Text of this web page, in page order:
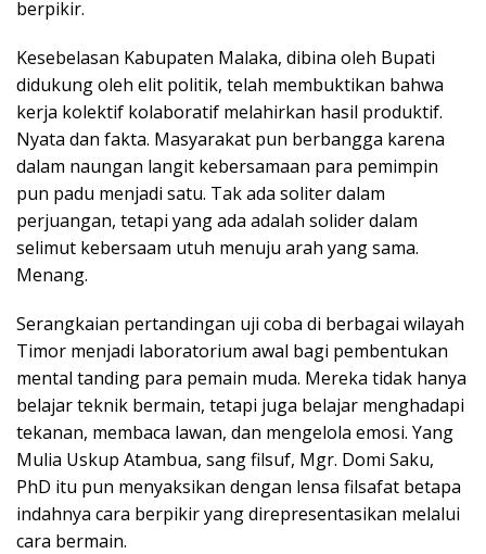
berpikir.
Kesebelasan Kabupaten Malaka, dibina oleh Bupati
didukung oleh elit politik, telah membuktikan bahwa
kerja kolektif kolaboratif melahirkan hasil produktif.
Nyata dan fakta. Masyarakat pun berbangga karena
dalam naungan langit kebersamaan para pemimpin
pun padu menjadi satu. Tak ada soliter dalam
perjuangan, tetapi yang ada adalah solider dalam
selimut kebersaam utuh menuju arah yang sama.
Menang.
Serangkaian pertandingan uji coba di berbagai wilayah
Timor menjadi laboratorium awal bagi pembentukan
mental tanding para pemain muda. Mereka tidak hanya
belajar teknik bermain, tetapi juga belajar menghadapi
tekanan, membaca lawan, dan mengelola emosi. Yang
Mulia Uskup Atambua, sang filsuf, Mgr. Domi Saku,
PhD itu pun menyaksikan dengan lensa filsafat betapa
indahnya cara berpikir yang direpresentasikan melalui
cara bermain.